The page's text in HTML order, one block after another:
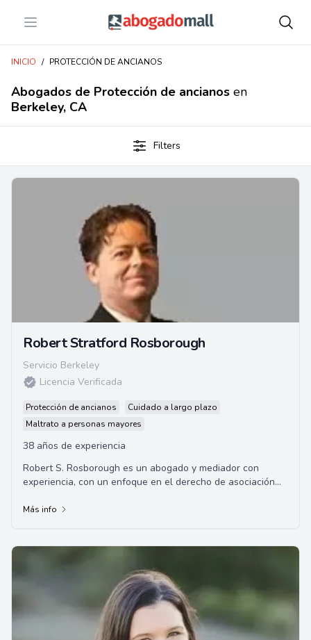
Open menu Abogadomall
INICIO / PROTECCIÓN DE ANCIANOS
Abogados de Protección de ancianos en
Berkeley, CA
Filters
Robert Stratford Rosborough
Servicio Berkeley
Licencia Verificada
Protección de ancianos
Cuidado a largo plazo
Maltrato a personas mayores
38 años de experiencia
Robert S. Rosborough es un abogado y mediador con
experiencia, con un enfoque en el derecho de asociación
Más info